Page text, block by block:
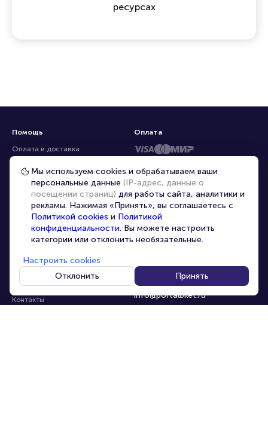
ресурсах
Помощь
Оплата и доставка
Частые вопросы
Перепродажа билетов
Организаторам
Корпоративным клиентам
VIP-билеты
Персональные данные
О компании
Контакты
8-800-500-42-62
8-499-226-15-14
info@portalbilet.ru
С 10:00 до 21:00,
Оплата
Мы используем cookies и обрабатываем ваши
персональные данные (IP-адрес, данные о
посещении страниц) для работы сайта, аналитики и
рекламы. Нажимая «Принять», вы соглашаетесь с
Политикой cookies и Политикой
конфиденциальности. Вы можете настроить
категории или отклонить необязательные.
Настроить cookies
Отклонить
Принять